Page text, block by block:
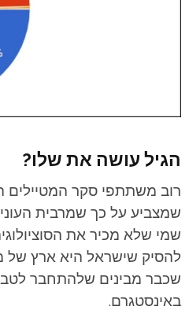
הגיל עושה את שלו?
שמי שלא מכיר את
להסיק שישראל היא ארץ של
שכבר מבינים שלהתחבר
באינסטגרם.